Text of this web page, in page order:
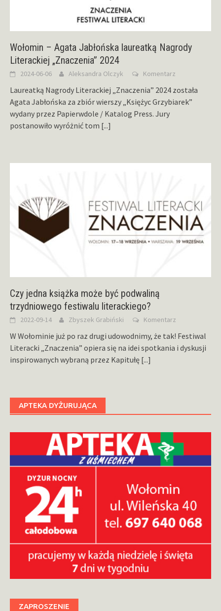
Wołomin – Agata Jabłońska laureatką Nagrody
Literackiej „Znaczenia” 2024
2024-06-06 Aleksandra Olczyk Komentarz
Laureatką Nagrody Literackiej „Znaczenia” 2024 została
Agata Jabłońska za zbiór wierszy „Księżyc Grzybiarek”
wydany przez Papierwdole / Katalog Press. Jury
postanowiło wyróżnić tom [...]
Czy jedna książka może być podwaliną
trzydniowego festiwalu literackiego?
2022-09-14 Zbyszek Grabiński Komentarz
W Wołominie już po raz drugi udowodnimy, że tak! Festiwal
Literacki „Znaczenia” opiera się na idei spotkania i dyskusji
inspirowanych wybraną przez Kapitułę [...]
APTEKA DYŻURUJĄCA
ZAPROSZENIE